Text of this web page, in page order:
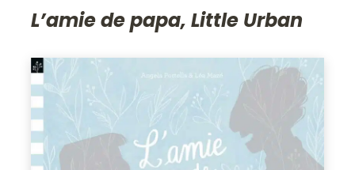
L’amie de papa, Little Urban